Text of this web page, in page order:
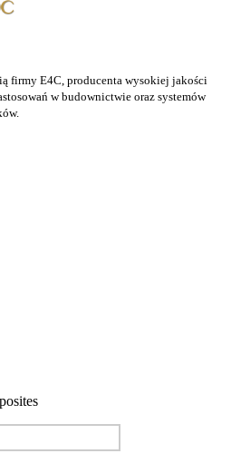
firmy E4C, producenta wysokiej jakości
w budownictwie oraz systemów